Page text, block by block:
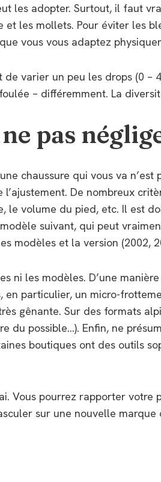
les adopter. Surtout, il faut
les mollets. Pour éviter les
vous vous adaptez
varier un peu les drops (0 –
– différemment. La
pas
chaussure qui vous va
De nombreux
volume du pied, etc. Il est
suivant, qui peut
modèles et la version (2002,
ni les modèles. D’une
particulier, un micro-
gênante. Sur des formats
du possible…). Enfin, ne
boutiques ont des outils
Vous pourrez rapporter votre
sur une nouvelle